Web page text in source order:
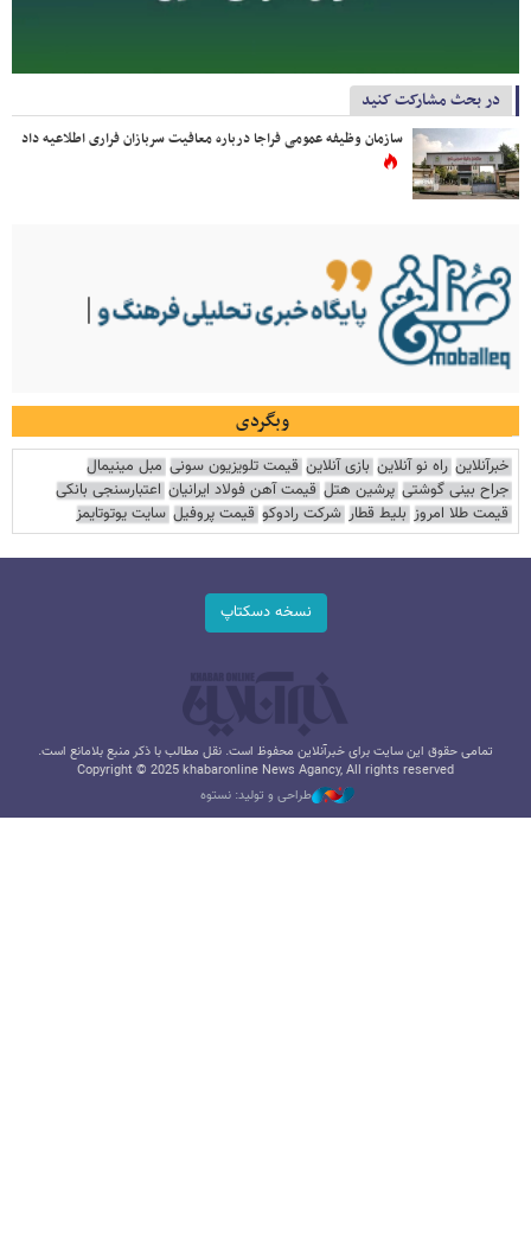
در بحث مشارکت کنید
سازمان وظیفه عمومی فراجا درباره معافیت سربازان فراری اطلاعیه داد
وبگردی
خبرآنلاین راه نو آنلاین بازی آنلاین قیمت تلویزیون سونی مبل مینیمال
جراح بینی گوشتی پرشین هتل قیمت آهن فولاد ایرانیان اعتبارسنجی بانکی
قیمت طلا امروز بلیط قطار شرکت رادوکو قیمت پروفیل سایت یوتوتایمز
نسخه دسکتاپ
تمامی حقوق این سایت برای خبرآنلاین محفوظ است. نقل مطالب با ذکر منبع بلامانع است.
Copyright © 2025 khabaronline News Agancy, All rights reserved
طراحی و تولید: نستوه